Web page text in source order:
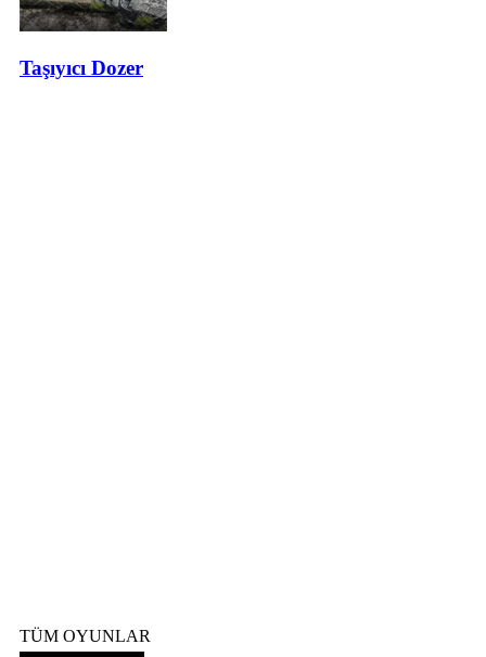
Taşıyıcı Dozer
TÜM OYUNLAR